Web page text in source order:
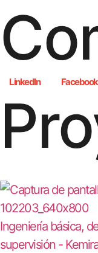
LinkedIn Facebook
Ingeniería básica,
supervisión -